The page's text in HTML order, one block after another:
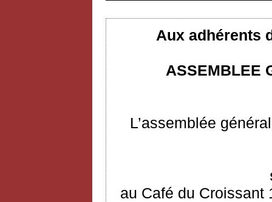
Aux adhérents
ASSEMBLEE
L’assemblée
au Café du Croissant